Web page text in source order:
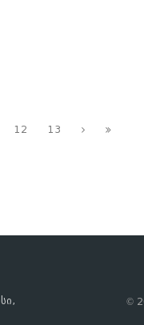
12 13
©